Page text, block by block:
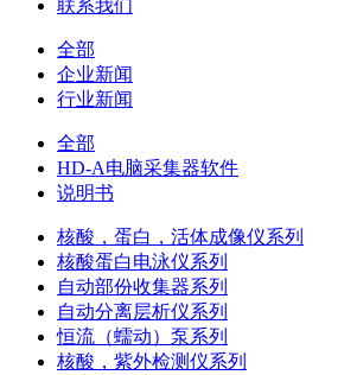
联系我们
全部
企业新闻
行业新闻
全部
HD-A电脑采集器软件
说明书
核酸，蛋白，活体成像仪系列
核酸蛋白电泳仪系列
自动部份收集器系列
自动分离层析仪系列
恒流（蠕动）泵系列
核酸，紫外检测仪系列